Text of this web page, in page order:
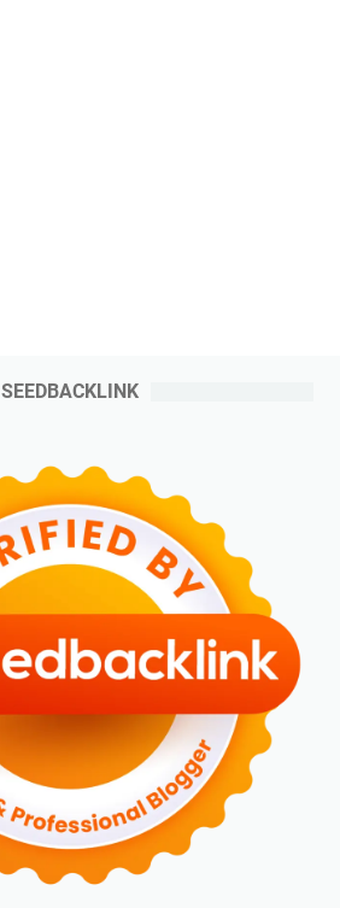
SEEDBACKLINK